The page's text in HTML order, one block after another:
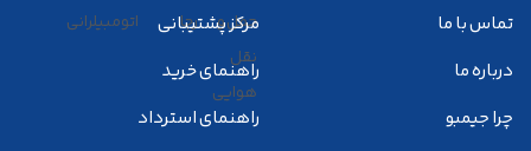
تماس با ما
درباره ما
چرا جیمبو
مرکز پشتیبانی
راهنمای خرید
راهنمای استرداد